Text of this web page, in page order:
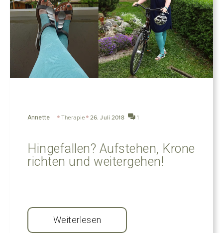
Annette Therapie 26. Juli 2018 1
Hingefallen? Aufstehen, Krone
richten und weitergehen!
Weiterlesen